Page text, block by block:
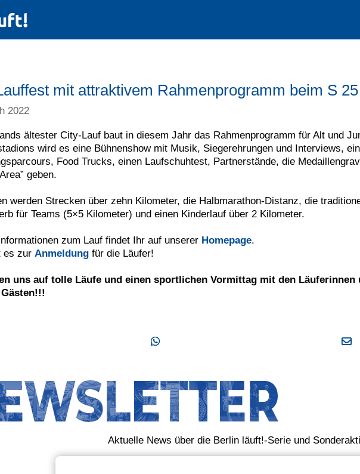
mit attraktivem Rahmenprogramm beim S
2022
ältester City-Lauf baut in diesem Jahr das Rahmenprogramm für Alt und
wird es eine Bühnenshow mit Musik, Siegerehrungen und Interviews,
Food Trucks, einen Laufschuhtest, Partnerstände, die
geben.
werden Strecken über zehn Kilometer, die Halbmarathon-Distanz, die
für Teams (5×5 Kilometer) und einen Kinderlauf über 2 Kilometer.
zum Lauf findet Ihr auf unserer Homepage.
es zur Anmeldung für die Läufer!
uns auf tolle Läufe und einen sportlichen Vormittag mit den Läuferinnen
WhatApp
Aktuelle News über die Berlin läuft!-Serie und